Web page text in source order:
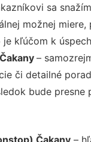
sa
možnej miere,
kľúčom k
–
či detailné
bude presne
Čakany –